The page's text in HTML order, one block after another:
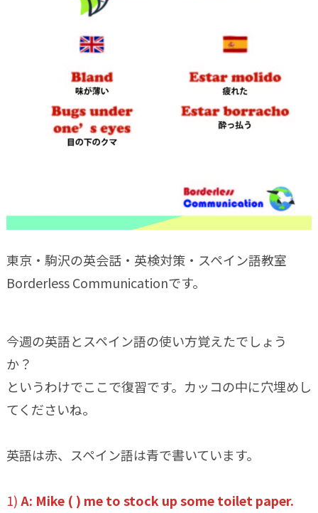
東京・駒沢の英会話・英検対策・スペイン語教室
Borderless Communicationです。
今週の英語とスペイン語の使い方覚えたでしょう
か？
というわけでここで復習です。カッコの中に穴埋めし
てくださいね。
英語は赤、スペイン語は青で書いています。
1)A: Mike ( ) me to stock up some toilet paper.